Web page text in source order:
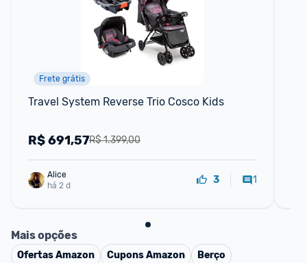
Frete grátis
Travel System Reverse Trio Cosco Kids
R$ 1.399,00
R$691,57
Alice
há 2 d
3 1
Mais opções
OfertasAmazon CuponsAmazon
Berço